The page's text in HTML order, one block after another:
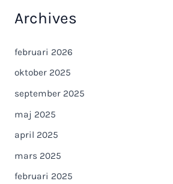
Archives
februari 2026
oktober 2025
september 2025
maj 2025
april 2025
mars 2025
februari 2025